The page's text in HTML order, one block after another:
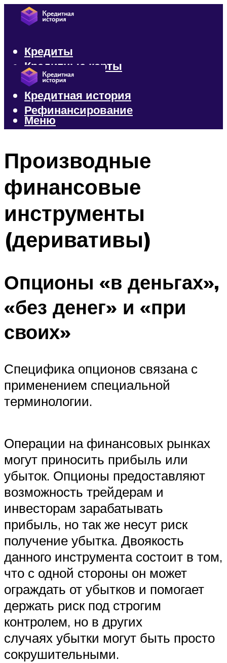
Кредиты
Кредитные карты
Микрозаймы
Кредитная история
Рефинансирование
Меню
Производные
финансовые
инструменты
(деривативы)
Опционы «в деньгах»,
«без денег» и «при
своих»
Специфика опционов связана с
применением специальной
терминологии.
Операции на финансовых рынках
могут приносить прибыль или
убыток. Опционы предоставляют
возможность трейдерам и
инвесторам зарабатывать
прибыль, но так же несут риск
получение убытка. Двоякость
данного инструмента состоит в том,
что с одной стороны он может
ограждать от убытков и помогает
держать риск под строгим
контролем, но в других
случаях убытки могут быть просто
сокрушительными.